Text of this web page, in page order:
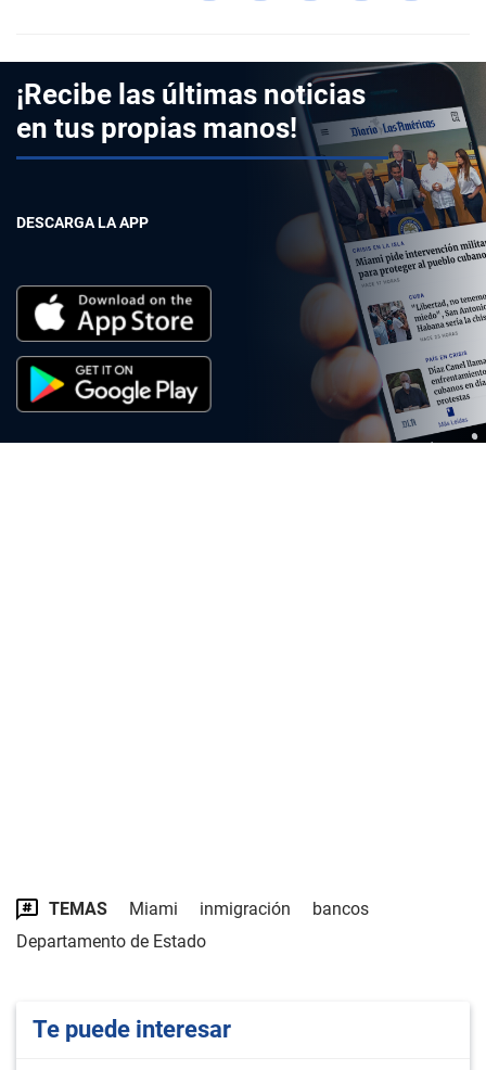
¡Recibe las últimas noticias
en tus propias manos!
DESCARGA LA APP
TEMAS Miami inmigración
bancos
Departamento de Estado
Te puede interesar